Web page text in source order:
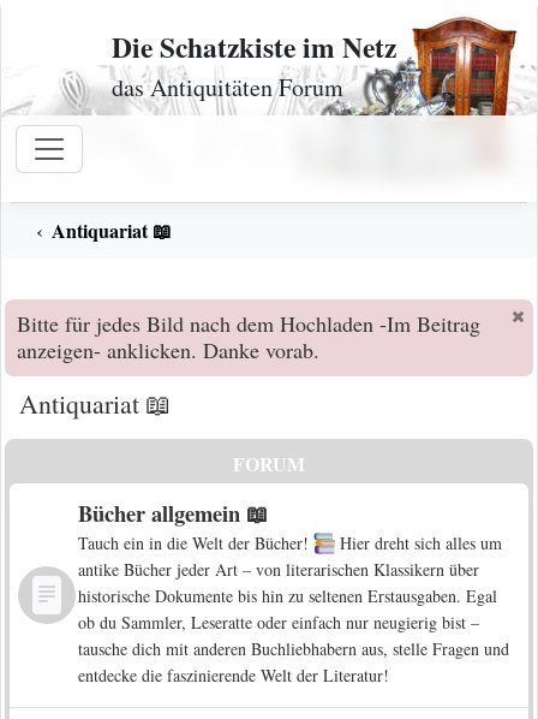
Zum Inhalt
Die Schatzkiste im Netz
das Antiquitäten Forum
Antiquariat 📖
Bitte für jedes Bild nach dem Hochladen -Im Beitrag
anzeigen- anklicken. Danke vorab.
Antiquariat 📖
FORUM
Bücher allgemein 📖
Tauch ein in die Welt der Bücher!
Hier dreht sich alles um
antike Bücher jeder Art – von literarischen Klassikern über
historische Dokumente bis hin zu seltenen Erstausgaben. Egal
ob du Sammler, Leseratte oder einfach nur neugierig bist –
tausche dich mit anderen Buchliebhabern aus, stelle Fragen und
entdecke die faszinierende Welt der Literatur!